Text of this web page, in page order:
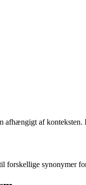
afhængigt af
forskellige synonymer